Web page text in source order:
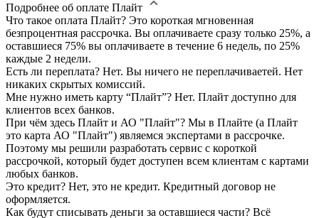
Подробнее об оплате Плайт
Что такое оплата Плайт? Это короткая мгновенная
безпроцентная рассрочка. Вы оплачиваете сразу только 25%, а
оставшиеся 75% вы оплачиваете в течение 6 недель, по 25%
каждые 2 недели.
Есть ли переплата? Нет. Вы ничего не переплачиваетей. Нет
никаких скрытых комиссий.
Мне нужно иметь карту “Плайт”? Нет. Плайт доступно для
клиентов всех банков.
При чём здесь Плайт и АО "Плайт"? Мы в Плайте (а Плайт
это карта АО "Плайт") являемся экспертами в рассрочке.
Поэтому мы решили разработать сервис с короткой
рассрочкой, который будет доступен всем клиентам с картами
любых банков.
Это кредит? Нет, это не кредит. Кредитный договор не
оформляется.
Как будут списывать деньги за оставшиеся части? Всё